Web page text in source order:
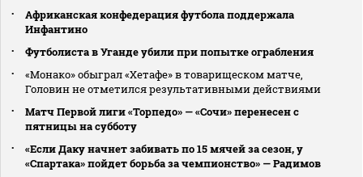
Африканская конфедерация футбола поддержала
Инфантино
Футболиста в Уганде убили при попытке ограбления
«Монако» обыграл «Хетафе» в товарищеском матче,
Головин не отметился результативными действиями
Матч Первой лиги «Торпедо» — «Сочи» перенесен с
пятницы на субботу
«Если Даку начнет забивать по 15 мячей за сезон, у
«Спартака» пойдет борьба за чемпионство» — Радимов